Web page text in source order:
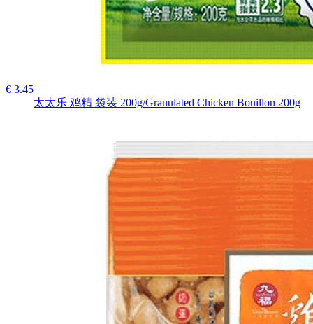
€ 3.45
太太乐 鸡精 袋装 200g/Granulated Chicken Bouillon 200g